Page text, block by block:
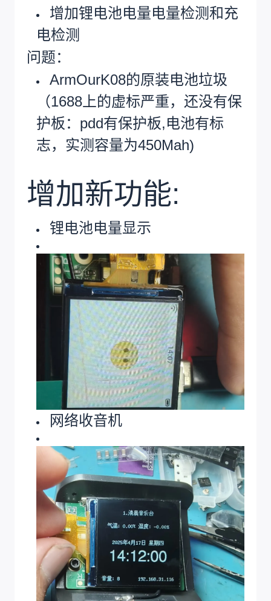
增加锂电池电量电量检测和充
电检测
问题：
ArmOurK08的原装电池垃圾
（1688上的虚标严重，还没有保
护板：pdd有保护板,电池有标
志，实测容量为450Mah)
增加新功能:
锂电池电量显示
网络收音机